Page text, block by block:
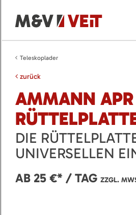
Teleskoplader
zurück
AMMANN
DIE
UNIVERSELLEN
AB 25 €* / TAG ZZGL.